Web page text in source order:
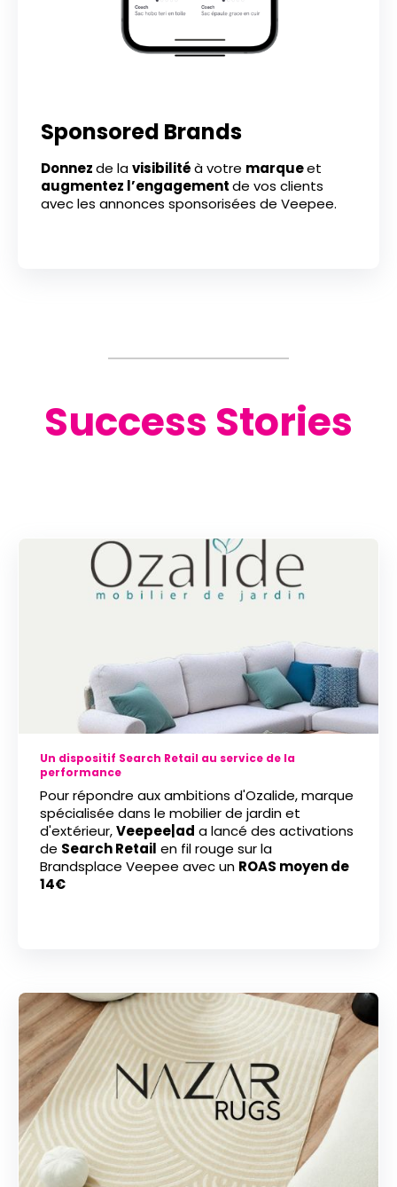
Sponsored Brands
Donnezde lavisibilitéà votre marqueet
augmentez l’engagementde vos clients
avec les annonces sponsorisées de Veepee.
Success Stories
Un dispositif Search Retail au service de la
performance
Pour répondre aux ambitions d'Ozalide, marque
spécialisée dans le mobilier de jardin et
d'extérieur,Veepee|ad a lancé des activations
de Search Retail en fil rouge sur la
Brandsplace Veepee avec un ROAS moyen de
14€